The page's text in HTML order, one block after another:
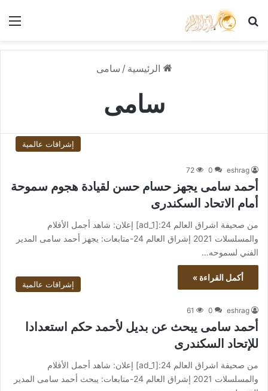
بحث عن
الرئيسية / سامى
سامى
إشراقات عالمية
eshrag
0
72
أحمد سامى يجهز حسام حسن لقيادة هجوم سموحة
أمام الاتحاد السكندرى
من صحيفة اشراق العالم 24:[ad_1] إعلان: شاهد أجمل الأفلام
والمسلسلات 2021 إشراق العالم 24-متابعات: يجهز أحمد سامى المدير
الفني لسموحه…
أكمل القراءة »
إشراقات عالمية
eshrag
0
61
أحمد سامى يبحث عن بديل لأحمد حكم استعدادا
للإتحاد السكندرى
من صحيفة اشراق العالم 24:[ad_1] إعلان: شاهد أجمل الأفلام
والمسلسلات 2021 إشراق العالم 24-متابعات: يبحث أحمد سامى المدير